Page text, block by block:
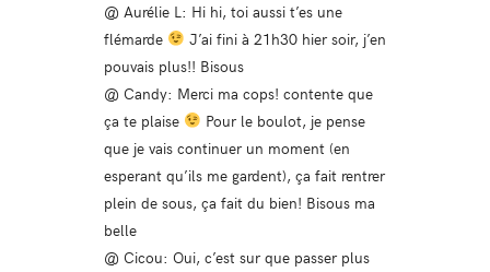
@ Aurélie L: Hi hi, toi aussi t’es une
flémarde
J’ai fini à 21h30 hier soir, j’en
pouvais plus!! Bisous
@ Candy: Merci ma cops! contente que
ça te plaise
Pour le boulot, je pense
que je vais continuer un moment (en
esperant qu’ils me gardent), ça fait rentrer
plein de sous, ça fait du bien! Bisous ma
belle
@ Cicou: Oui, c’est sur que passer plus